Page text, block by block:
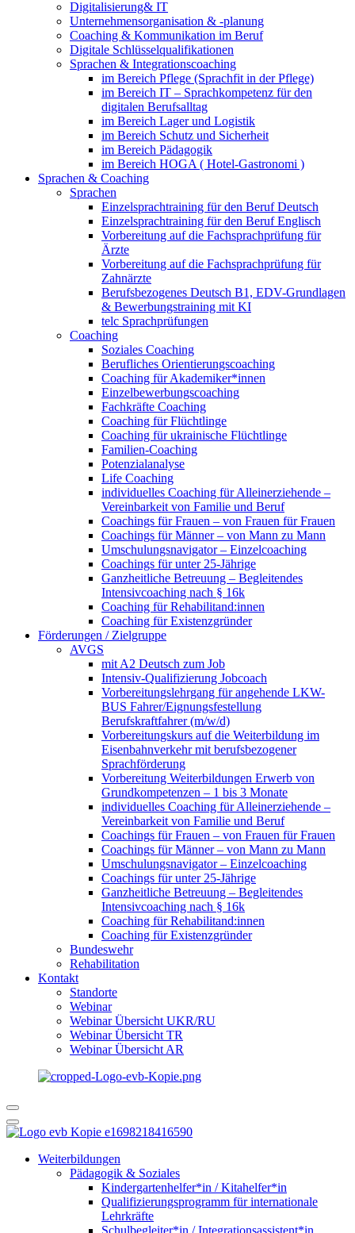
Digitalisierung& IT
Unternehmensorganisation & ‑planung
Coaching & Kommunikation im Beruf
Digitale Schlüsselqualifikationen
Sprachen & Integrationscoaching
im Bereich Pflege (Sprachfit in der Pflege)
im Bereich IT – Sprachkompetenz für den
digitalen Berufsalltag
im Bereich Lager und Logistik
im Bereich Schutz und Sicherheit
im Bereich Pädagogik
im Bereich HOGA ( Hotel-Gastronomi )
Sprachen & Coaching
Sprachen
Einzelsprachtraining für den Beruf Deutsch
Einzelsprachtraining für den Beruf Englisch
Vorbereitung auf die Fachsprachprüfung für
Ärzte
Vorbereitung auf die Fachsprachprüfung für
Zahnärzte
Berufsbezogenes Deutsch B1, EDV-Grundlagen
& Bewerbungstraining mit KI
telc Sprachprüfungen
Coaching
Soziales Coaching
Berufliches Orientierungscoaching
Coaching für Akademiker*innen
Einzelbewerbungscoaching
Fachkräfte Coaching
Coaching für Flüchtlinge
Coaching für ukrainische Flüchtlinge
Familien-Coaching
Potenzialanalyse
Life Coaching
individuelles Coaching für Alleinerziehende –
Vereinbarkeit von Familie und Beruf
Coachings für Frauen – von Frauen für Frauen
Coachings für Männer – von Mann zu Mann
Umschulungsnavigator – Einzelcoaching
Coachings für unter 25-Jährige
Ganzheitliche Betreuung – Begleitendes
Intensivcoaching nach § 16k
Coaching für Rehabilitand:innen
Coaching für Existenzgründer
Förderungen / Zielgruppe
AVGS
mit A2 Deutsch zum Job
Intensiv-Qualifizierung Jobcoach
Vorbereitungslehrgang für angehende LKW-
BUS Fahrer/Eignungsfestellung
Berufskraftfahrer (m/w/d)
Vorbereitungskurs auf die Weiterbildung im
Eisenbahnverkehr mit berufsbezogener
Sprachförderung
Vorbereitung Weiterbildungen Erwerb von
Grundkompetenzen – 1 bis 3 Monate
individuelles Coaching für Alleinerziehende –
Vereinbarkeit von Familie und Beruf
Coachings für Frauen – von Frauen für Frauen
Coachings für Männer – von Mann zu Mann
Umschulungsnavigator – Einzelcoaching
Coachings für unter 25-Jährige
Ganzheitliche Betreuung – Begleitendes
Intensivcoaching nach § 16k
Coaching für Rehabilitand:innen
Coaching für Existenzgründer
Bundeswehr
Rehabilitation
Kontakt
Standorte
Webinar
Webinar Übersicht UKR/RU
Webinar Übersicht TR
Webinar Übersicht AR
Weiterbildungen
Pädagogik & Soziales
Kindergartenhelfer*in / Kitahelfer*in
Qualifizierungsprogramm für internationale
Lehrkräfte
Schulbegleiter*in / Integrationsassistent*in